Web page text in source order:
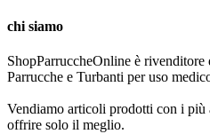
chi siamo
ShopParruccheOnline è
Parrucche e Turbanti per uso
Vendiamo articoli prodotti con i più
offrire solo il meglio.